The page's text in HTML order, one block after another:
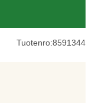
Tuotenro:8591344